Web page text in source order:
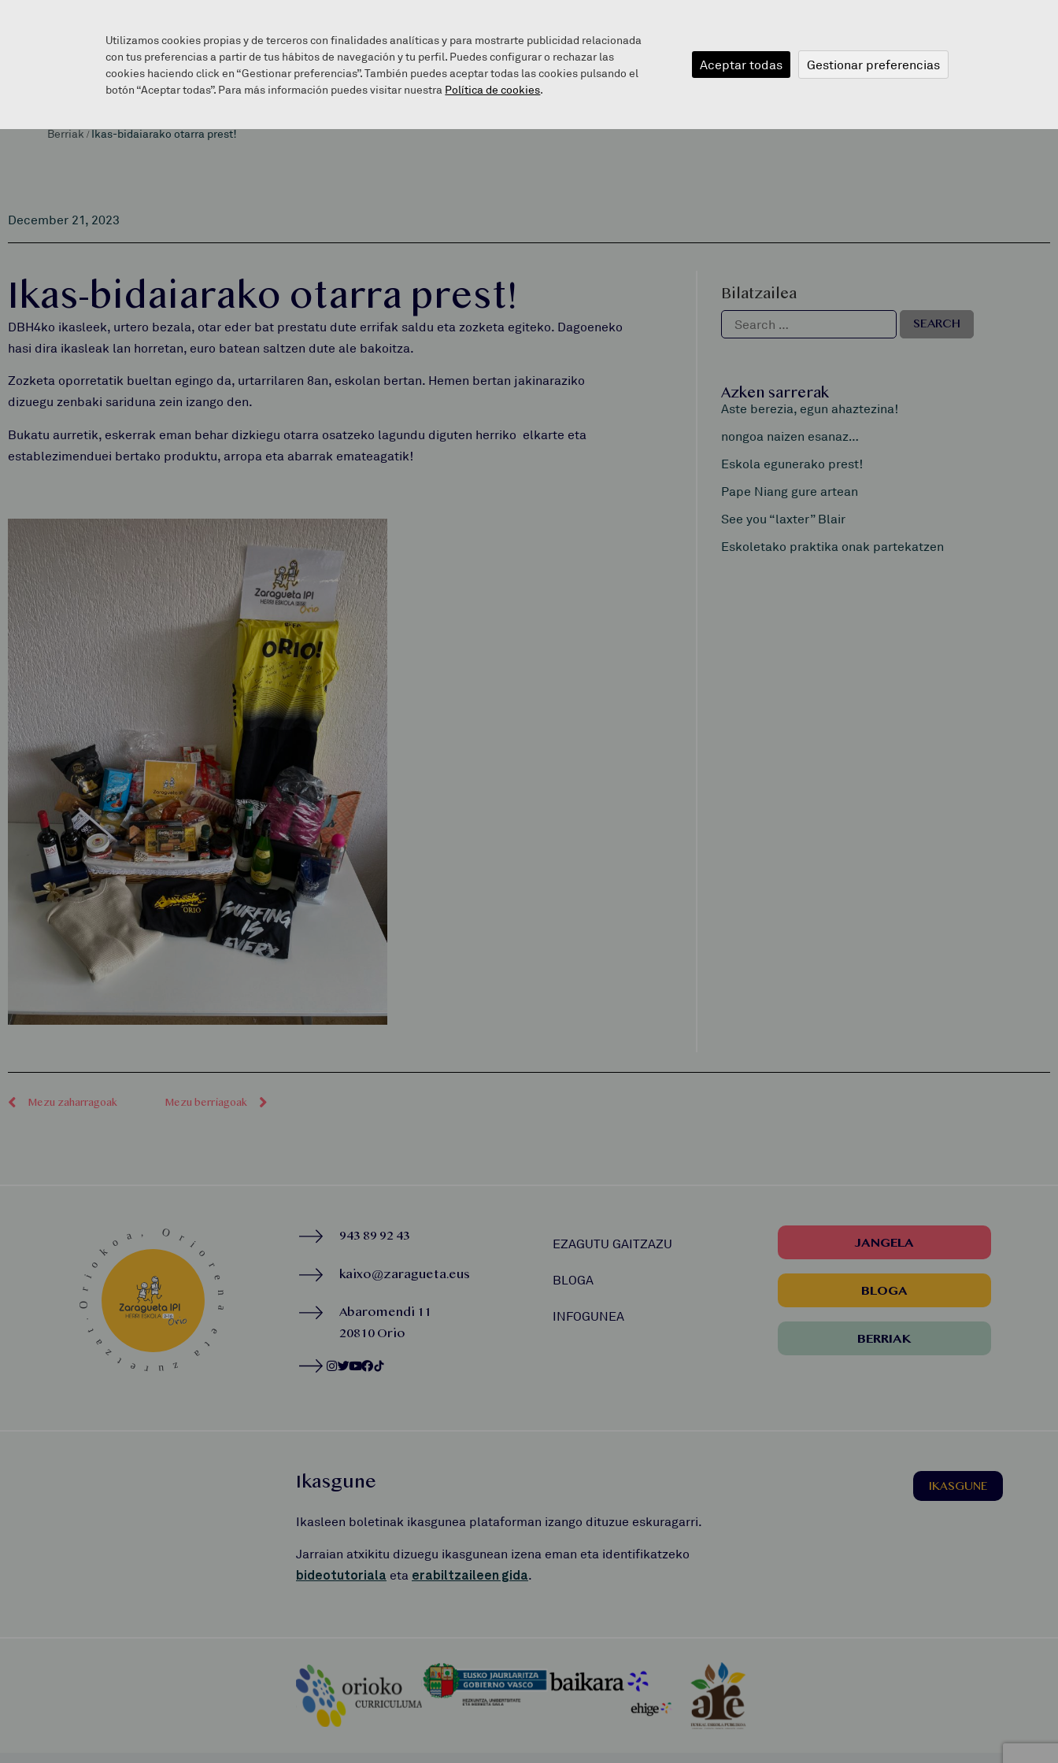
EZAGUTU GAITZAZU INFOGUNEA BALEAREN BIDEA JANGELA BLOGA BERRIAK
Berriak /Ikas-bidaiarako otarra prest!
December 21, 2023
Ikas-bidaiarako otarra prest!
DBH4ko ikasleek, urtero bezala, otar eder bat prestatu dute errifak saldu eta zozketa egiteko. Dagoeneko
hasi dira ikasleak lan horretan, euro batean saltzen dute ale bakoitza.
Zozketa oporretatik bueltan egingo da, urtarrilaren 8an, eskolan bertan. Hemen bertan jakinaraziko
dizuegu zenbaki sariduna zein izango den.
Bukatu aurretik, eskerrak eman behar dizkiegu otarra osatzeko lagundu diguten herriko elkarte eta
establezimenduei bertako produktu, arropa eta abarrak emateagatik!
Bilatzailea
Azken sarrerak
Aste berezia, egun ahaztezina!
nongoa naizen esanaz…
Eskola egunerako prest!
Pape Niang gure artean
See you “laxter” Blair
Eskoletako praktika onak partekatzen
Mezu zaharragoak Mezu berriagoak
943 89 92 43
kaixo@zaragueta.eus
Abaromendi 11
20810 Orio
EZAGUTU GAITZAZU
BLOGA
INFOGUNEA
JANGELA
BLOGA
BERRIAK
Ikasgune
Ikasleen boletinak ikasgunea plataforman izango dituzue eskuragarri.
Jarraian atxikitu dizuegu ikasgunean izena eman eta identifikatzeko
bideotutoriala eta erabiltzaileen gida.
IKASGUNE
Utilizamos cookies propias y de terceros con finalidades analíticas y para mostrarte publicidad relacionada
con tus preferencias a partir de tus hábitos de navegación y tu perfil. Puedes configurar o rechazar las
cookies haciendo click en “Gestionar preferencias”. También puedes aceptar todas las cookies pulsando el
botón “Aceptar todas”. Para más información puedes visitar nuestra Política de cookies.
Aceptar todas Gestionar preferencias